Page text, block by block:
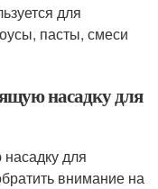
для
пасты, смеси
насадку для
для
внимание на